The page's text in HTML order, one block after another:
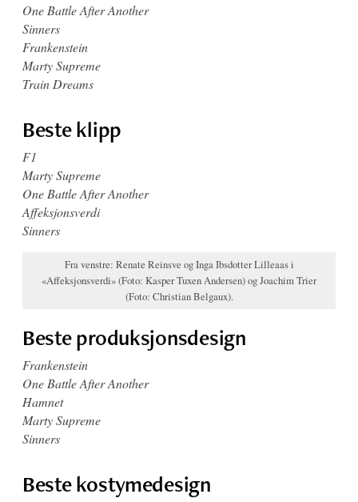
One Battle After Another
Sinners
Frankenstein
Marty Supreme
Train Dreams
Beste klipp
F1
Marty Supreme
One Battle After Another
Affeksjonsverdi
Sinners
Fra venstre: Renate Reinsve og Inga Ibsdotter Lilleaas i
«Affeksjonsverdi» (Foto: Kasper Tuxen Andersen) og Joachim Trier
(Foto: Christian Belgaux).
Beste produksjonsdesign
Frankenstein
One Battle After Another
Hamnet
Marty Supreme
Sinners
Beste kostymedesign